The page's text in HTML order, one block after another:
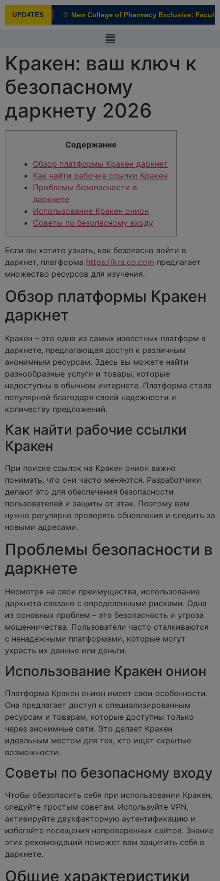
UPDATES
NEW New College of Pharmacy Exclusive: Faculty
Кракен: ваш ключ к
безопасному
даркнету 2026
Содержание
Обзор платформы Кракен даркнет
Как найти рабочие ссылки Кракен
Проблемы безопасности в
даркнете
Использование Кракен онион
Советы по безопасному входу
Если вы хотите узнать, как безопасно войти в
даркнет, платформа https://kra.co.com предлагает
множество ресурсов для изучения.
Обзор платформы Кракен
даркнет
Кракен – это одна из самых известных платформ в
даркнете, предлагающая доступ к различным
анонимным ресурсам. Здесь вы можете найти
разнообразные услуги и товары, которые
недоступны в обычном интернете. Платформа стала
популярной благодаря своей надежности и
количеству предложений.
Как найти рабочие ссылки
Кракен
При поиске ссылок на Кракен онион важно
понимать, что они часто меняются. Разработчики
делают это для обеспечения безопасности
пользователей и защиты от атак. Поэтому вам
нужно регулярно проверять обновления и следить за
новыми адресами.
Проблемы безопасности в
даркнете
Несмотря на свои преимущества, использование
даркнета связано с определенными рисками. Одна
из основных проблем – это безопасность и угроза
мошенничества. Пользователи часто сталкиваются
с ненадежными платформами, которые могут
украсть их данные или деньги.
Использование Кракен онион
Платформа Кракен онион имеет свои особенности.
Она предлагает доступ к специализированным
ресурсам и товарам, которые доступны только
через анонимные сети. Это делает Кракен
идеальным местом для тех, кто ищет скрытые
возможности.
Советы по безопасному входу
Чтобы обезопасить себя при использовании Кракен,
следуйте простым советам. Используйте VPN,
активируйте двухфакторную аутентификацию и
избегайте посещения непроверенных сайтов. Знание
этих рекомендаций поможет вам защитить себя в
даркнете.
Общие характеристики
modal-check